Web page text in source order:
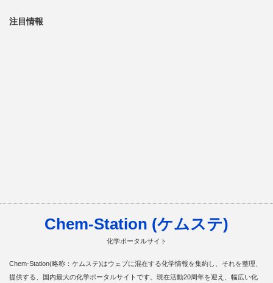
注目情報
Chem-Station (ケムステ)
化学ポータルサイト
Chem-Station(略称：ケムステ)はウェブに混在する化学情報を集約し、それを整理、
提供する、国内最大の化学ポータルサイトです。現在活動20周年を迎え、幅広い化